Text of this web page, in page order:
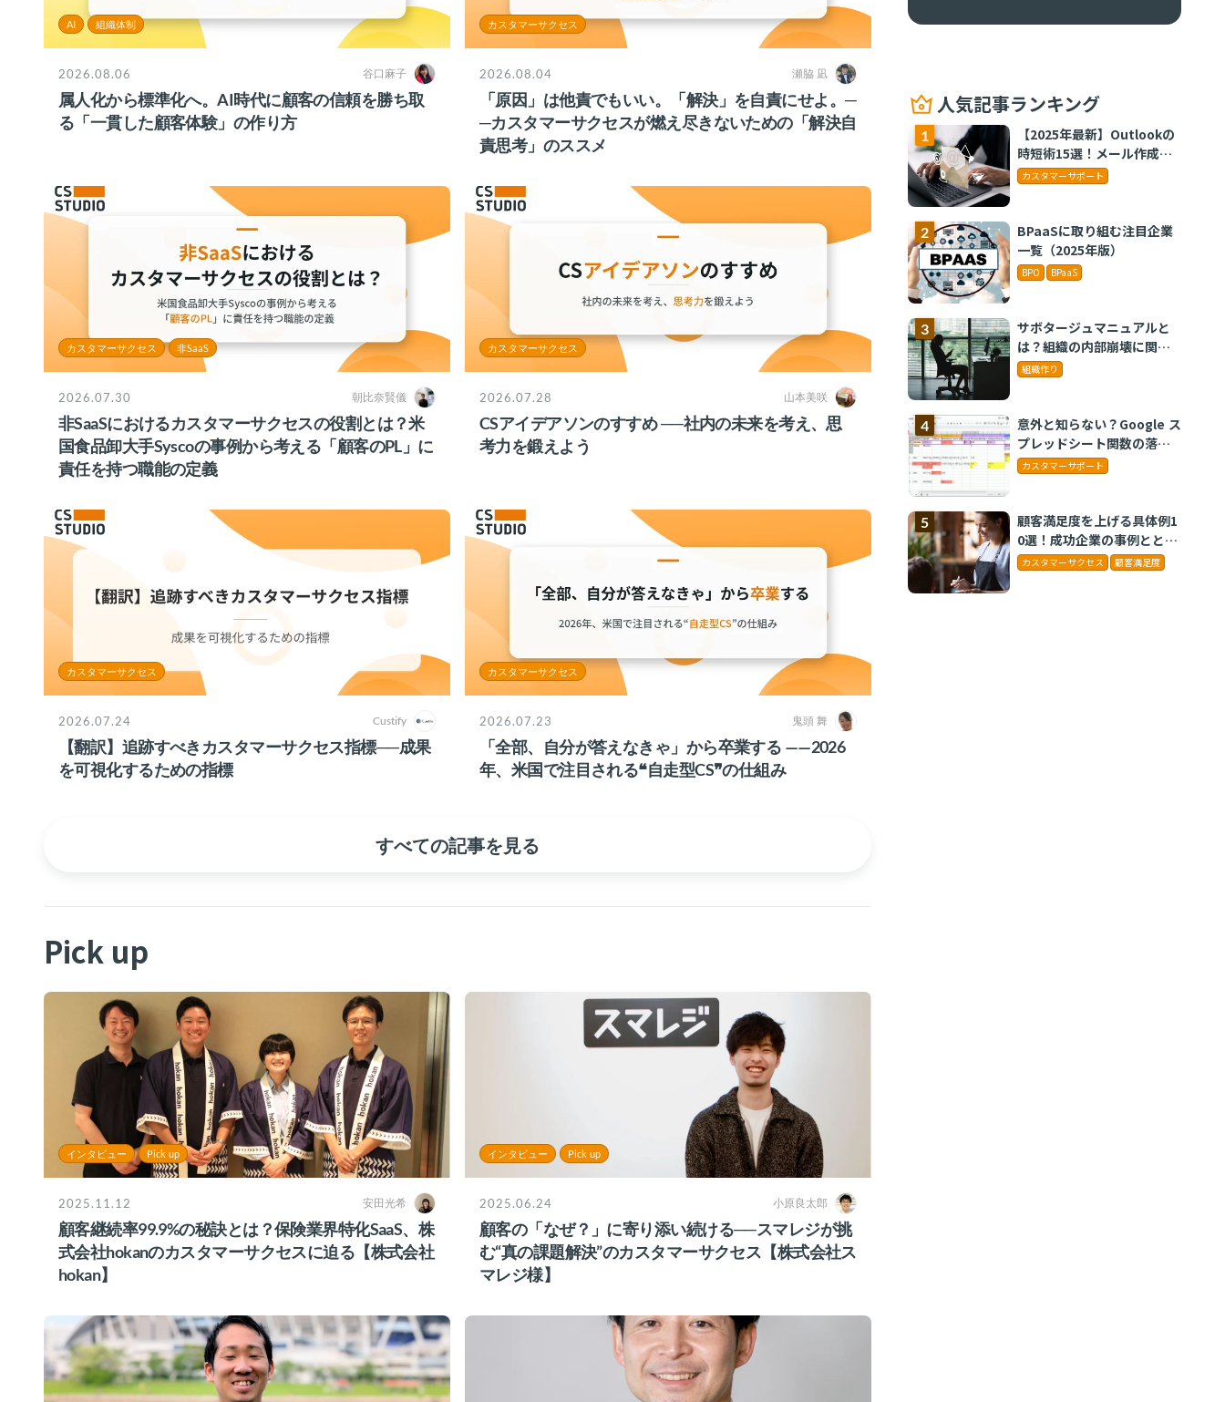
AI 組織体制
2026.08.06 谷口麻子
属人化から標準化へ。AI時代に顧客の信頼を勝ち取
る「一貫した顧客体験」の作り方
カスタマーサクセス
2026.08.04 瀬脇 凪
「原因」は他責でもいい。「解決」を自責にせよ。─
─カスタマーサクセスが燃え尽きないための「解決自
責思考」のススメ
カスタマーサクセス 非SaaS
2026.07.30 朝比奈賢儀
非SaaSにおけるカスタマーサクセスの役割とは？米
国食品卸大手Syscoの事例から考える「顧客のPL」に
責任を持つ職能の定義
カスタマーサクセス
2026.07.28 山本美咲
CSアイデアソンのすすめ ──社内の未来を考え、思
考力を鍛えよう
カスタマーサクセス
2026.07.24 Custify
【翻訳】追跡すべきカスタマーサクセス指標──成果
を可視化するための指標
カスタマーサクセス
2026.07.23 鬼頭 舞
「全部、自分が答えなきゃ」から卒業する ——2026
年、米国で注目される❝自走型CS❞の仕組み
すべての記事を見る
Pick up
インタビュー Pick up
2025.11.12 安田光希
顧客継続率99.9%の秘訣とは？保険業界特化SaaS、株
式会社hokanのカスタマーサクセスに迫る【株式会社
hokan】
インタビュー Pick up
2025.06.24 小原良太郎
顧客の「なぜ？」に寄り添い続ける──スマレジが挑
む“真の課題解決”のカスタマーサクセス【株式会社ス
マレジ様】
人気記事ランキング
【2025年最新】Outlookの
時短術15選！メール作成や
タスク管理のテクニックを
カスタマーサポート
BPaaSに取り組む注目企業
一覧（2025年版）
BPO BPaaS
サボタージュマニュアルと
は？組織の内部崩壊に関す
るバイブル
組織作り
意外と知らない？Google ス
プレッドシート関数の落と
し穴 ～集計作業を効率化
カスタマーサポート
顧客満足度を上げる具体例1
0選！成功企業の事例ととも
に解説
カスタマーサクセス 顧客満足度